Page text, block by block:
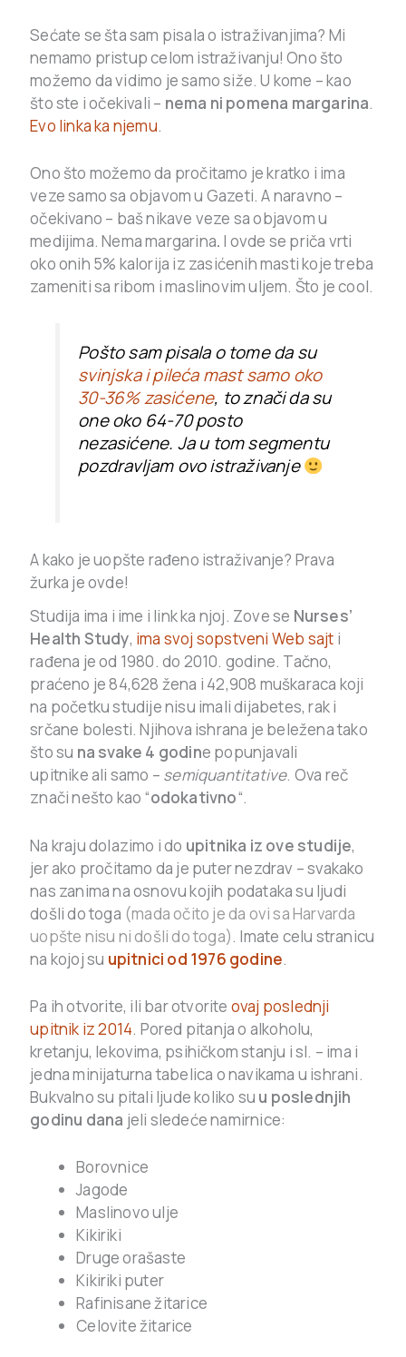
Sećate se šta sam pisala o istraživanjima? Mi
nemamo pristup celom istraživanju! Ono što
možemo da vidimo je samo siže. U kome – kao
što ste i očekivali – nema ni pomena margarina.
Evo linka ka njemu.
Ono što možemo da pročitamo je kratko i ima
veze samo sa objavom u Gazeti. A naravno –
očekivano – baš nikave veze sa objavom u
medijima. Nema margarina. I ovde se priča vrti
oko onih 5% kalorija iz zasićenih masti koje treba
zameniti sa ribom i maslinovim uljem. Što je cool.
Pošto sam pisala o tome da su
svinjska i pileća mast samo oko
30-36% zasićene, to znači da su
one oko 64-70 posto
nezasićene. Ja u tom segmentu
pozdravljam ovo istraživanje
A kako je uopšte rađeno istraživanje? Prava
žurka je ovde!
Studija ima i ime i link ka njoj. Zove se Nurses’
Health Study, ima svoj sopstveni Web sajt i
rađena je od 1980. do 2010. godine. Tačno,
praćeno je 84,628 žena i 42,908 muškaraca koji
na početku studije nisu imali dijabetes, rak i
srčane bolesti. Njihova ishrana je beležena tako
što su na svake 4 godine popunjavali
upitnike ali samo – semiquantitative. Ova reč
znači nešto kao “odokativno“.
Na kraju dolazimo i do upitnika iz ove studije,
jer ako pročitamo da je puter nezdrav – svakako
nas zanima na osnovu kojih podataka su ljudi
došli do toga (mada očito je da ovi sa Harvarda
uopšte nisu ni došli do toga). Imate celu stranicu
na kojoj su upitnici od 1976 godine.
Pa ih otvorite, ili bar otvorite ovaj poslednji
upitnik iz 2014. Pored pitanja o alkoholu,
kretanju, lekovima, psihičkom stanju i sl. – ima i
jedna minijaturna tabelica o navikama u ishrani.
Bukvalno su pitali ljude koliko su u poslednjih
godinu dana jeli sledeće namirnice:
Borovnice
Jagode
Maslinovo ulje
Kikiriki
Druge orašaste
Kikiriki puter
Rafinisane žitarice
Celovite žitarice